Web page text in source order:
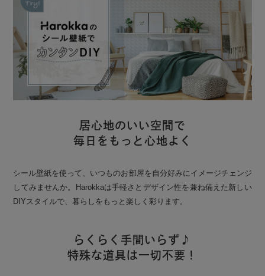
居心地のいい空間で
毎日をもっと心地よく
シール壁紙を使って、いつものお部屋を自分好みにイメージチェンジ
してみませんか。Harokkaは手軽さとデザイン性を兼ね備えた新しい
DIYスタイルで、暮らしをもっと楽しく彩ります。
らくらく手間いらず♪
特殊な道具は一切不要！